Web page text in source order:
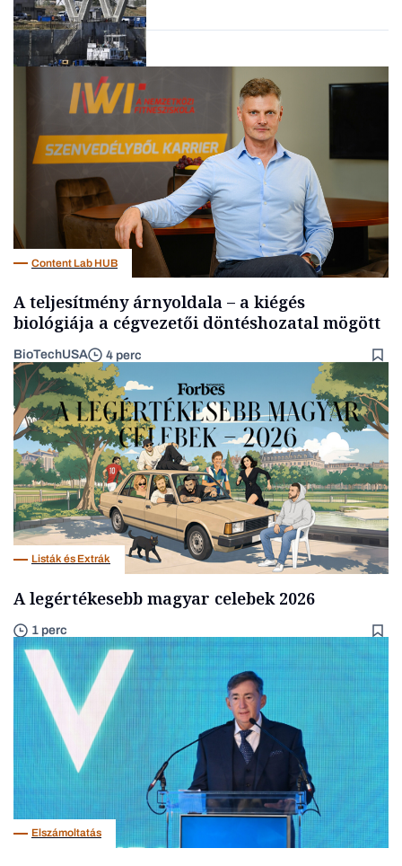
Content Lab HUB
A teljesítmény árnyoldala – a kiégés
biológiája a cégvezetői döntéshozatal mögött
BioTechUSA 4 perc
Listák és Extrák
A legértékesebb magyar celebek 2026
1 perc
Elszámoltatás